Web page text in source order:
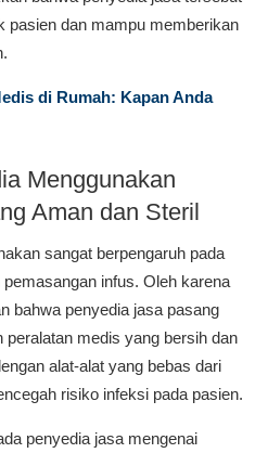
pasien dan mampu memberikan
di Rumah: Kapan Anda
Menggunakan
Aman dan Steril
sangat berpengaruh pada
infus. Oleh karena
bahwa penyedia jasa pasang
peralatan medis yang bersih dan
alat-alat yang bebas dari
risiko infeksi pada pasien.
penyedia jasa mengenai